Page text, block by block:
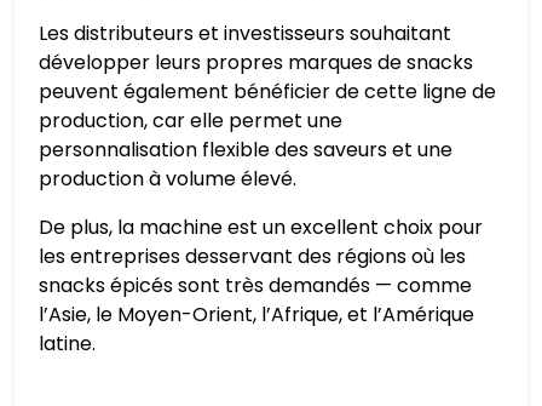
Les distributeurs et investisseurs souhaitant
développer leurs propres marques de snacks
peuvent également bénéficier de cette ligne de
production, car elle permet une
personnalisation flexible des saveurs et une
production à volume élevé.
De plus, la machine est un excellent choix pour
les entreprises desservant des régions où les
snacks épicés sont très demandés — comme
l’Asie, le Moyen-Orient, l’Afrique, et l’Amérique
latine.